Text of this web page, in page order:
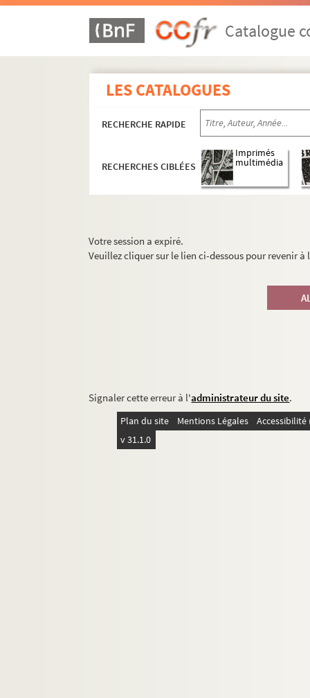
Catalogue
LES CATALOGUES
RECHERCHE RAPIDE
RECHERCHES CIBLÉES
Imprimés
multimédia
Votre session a expiré.
Veuillez cliquer sur le lien ci-dessous pour revenir
Signaler cette erreur à l'administrateur du site.
Plan du site Mentions Légales
v 31.1.0